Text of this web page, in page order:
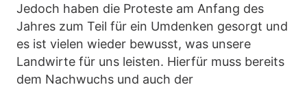
Jedoch haben die Proteste am Anfang des
Jahres zum Teil für ein Umdenken gesorgt und
es ist vielen wieder bewusst, was unsere
Landwirte für uns leisten. Hierfür muss bereits
dem Nachwuchs und auch der